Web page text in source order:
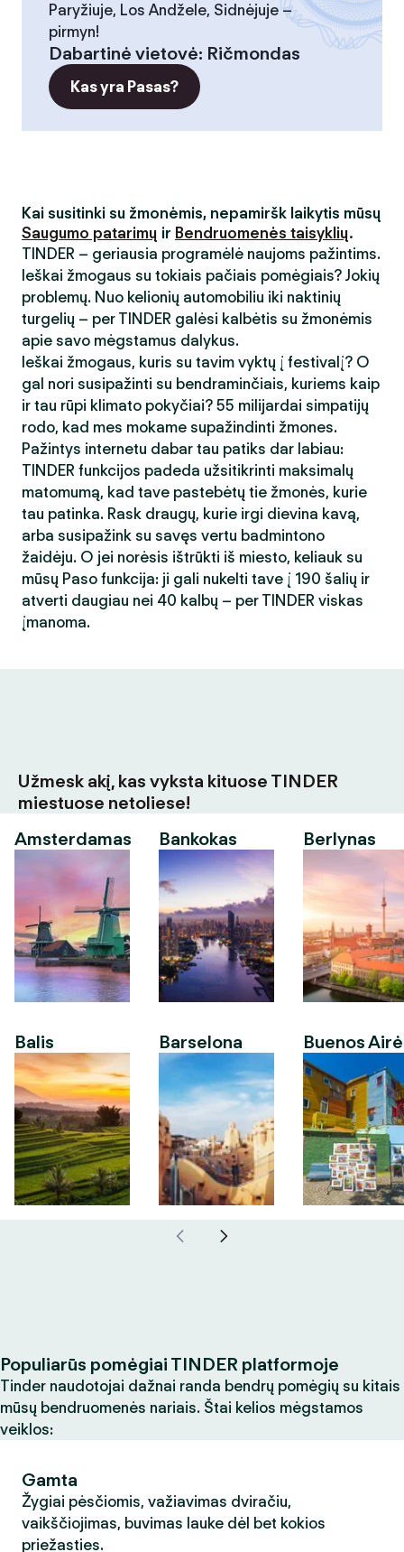
Paryžiuje, Los Andžele, Sidnėjuje –
pirmyn!
Dabartinė vietovė: Ričmondas
Kas yra Pasas?
Kai susitinki su žmonėmis, nepamiršk laikytis mūsų
Saugumo patarimų ir Bendruomenės taisyklių.
TINDER – geriausia programėlė naujoms pažintims.
Ieškai žmogaus su tokiais pačiais pomėgiais? Jokių
problemų. Nuo kelionių automobiliu iki naktinių
turgelių – per TINDER galėsi kalbėtis su žmonėmis
apie savo mėgstamus dalykus.
Ieškai žmogaus, kuris su tavim vyktų į festivalį? O
gal nori susipažinti su bendraminčiais, kuriems kaip
ir tau rūpi klimato pokyčiai? 55 milijardai simpatijų
rodo, kad mes mokame supažindinti žmones.
Pažintys internetu dabar tau patiks dar labiau:
TINDER funkcijos padeda užsitikrinti maksimalų
matomumą, kad tave pastebėtų tie žmonės, kurie
tau patinka. Rask draugų, kurie irgi dievina kavą,
arba susipažink su savęs vertu badmintono
žaidėju. O jei norėsis ištrūkti iš miesto, keliauk su
mūsų Paso funkcija: ji gali nukelti tave į 190 šalių ir
atverti daugiau nei 40 kalbų – per TINDER viskas
įmanoma.
Užmesk akį, kas vyksta kituose TINDER
miestuose netoliese!
Amsterdamas
Balis
Bankokas
Barselona
Berlynas
Buenos
Populiarūs pomėgiai TINDER platformoje
Tinder naudotojai dažnai randa bendrų pomėgių su kitais
mūsų bendruomenės nariais. Štai kelios mėgstamos
veiklos:
Gamta
Žygiai pėsčiomis, važiavimas dviračiu,
vaikščiojimas, buvimas lauke dėl bet kokios
priežasties.